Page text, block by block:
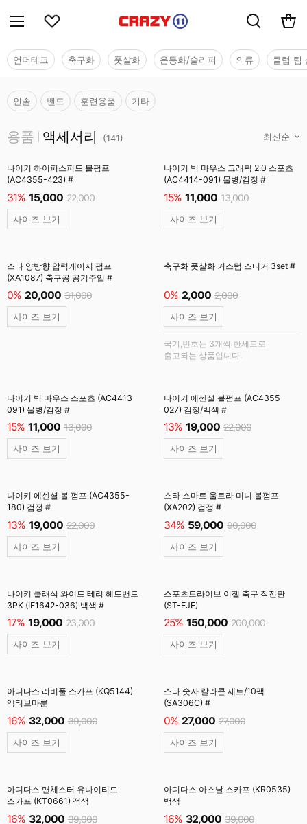
언더테크 축구화 풋살화 운동화/슬리퍼 의류 클럽 팀
인솔 밴드 훈련용품 기타
용품 액세서리 (141)
나이키 하이퍼스피드 볼펌프
(AC4355-423) #
31% 15,000 22,000
사이즈 보기
나이키 빅 마우스 그래픽 2.0 스포츠
(AC4414-091) 물병/검정 #
15% 11,000 13,000
사이즈 보기
스타 양방향 압력게이지 펌프
(XA1087) 축구공 공기주입 #
0% 20,000 31,000
사이즈 보기
축구화 풋살화 커스텀 스티커 3set #
0% 2,000 2,000
사이즈 보기
국기,번호는 3개씩 한세트로
출고되는 상품입니다.
나이키 빅 마우스 스포츠 (AC4413-
091) 물병/검정 #
15% 11,000 13,000
사이즈 보기
나이키 에센셜 볼펌프 (AC4355-
027) 검정/백색 #
13% 19,000 22,000
사이즈 보기
나이키 에센셜 볼 펌프 (AC4355-
180) 검정 #
13% 19,000 22,000
사이즈 보기
스타 스마트 울트라 미니 볼펌프
(XA202) 검정 #
34% 59,000 90,000
사이즈 보기
나이키 클래식 와이드 테리 헤드밴드
3PK (IF1642-036) 백색 #
17% 19,000 23,000
사이즈 보기
스포츠트라이브 이젤 축구 작전판
(ST-EJF)
25% 150,000 200,000
사이즈 보기
아디다스 리버풀 스카프 (KQ5144)
액티브마룬
16% 32,000 39,000
사이즈 보기
스타 숫자 칼라콘 세트/10팩
(SA306C) #
0% 27,000 27,000
사이즈 보기
아디다스 맨체스터 유나이티드
스카프 (KT0661) 적색
16% 32,000 39,000
아디다스 아스날 스카프 (KR0535)
백색
16% 32,000 39,000